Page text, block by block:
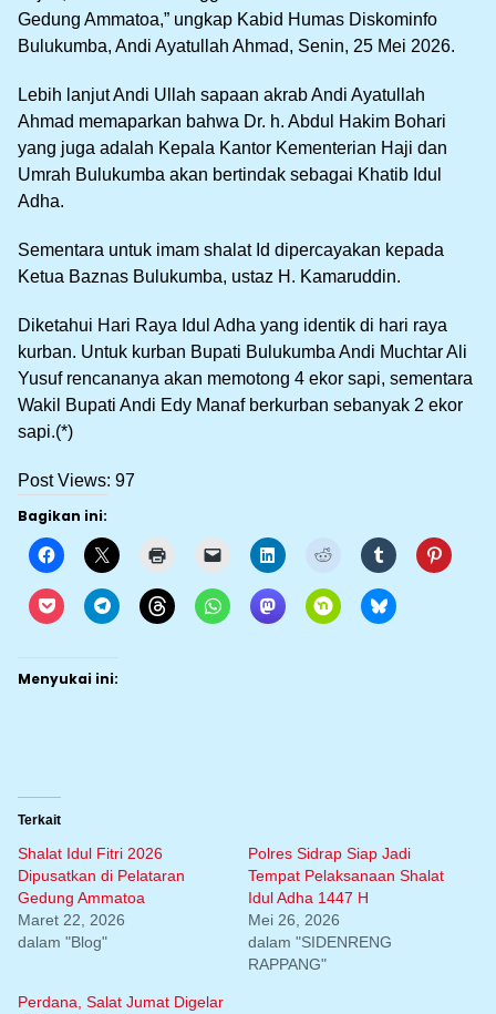
Gedung Ammatoa,” ungkap Kabid Humas Diskominfo
Bulukumba, Andi Ayatullah Ahmad, Senin, 25 Mei 2026.
Lebih lanjut Andi Ullah sapaan akrab Andi Ayatullah
Ahmad memaparkan bahwa Dr. h. Abdul Hakim Bohari
yang juga adalah Kepala Kantor Kementerian Haji dan
Umrah Bulukumba akan bertindak sebagai Khatib Idul
Adha.
Sementara untuk imam shalat Id dipercayakan kepada
Ketua Baznas Bulukumba, ustaz H. Kamaruddin.
Diketahui Hari Raya Idul Adha yang identik di hari raya
kurban. Untuk kurban Bupati Bulukumba Andi Muchtar Ali
Yusuf rencananya akan memotong 4 ekor sapi, sementara
Wakil Bupati Andi Edy Manaf berkurban sebanyak 2 ekor
sapi.(*)
Post Views: 97
Bagikan ini:
Menyukai ini:
Terkait
Shalat Idul Fitri 2026
Dipusatkan di Pelataran
Gedung Ammatoa
Maret 22, 2026
dalam "Blog"
Polres Sidrap Siap Jadi
Tempat Pelaksanaan Shalat
Idul Adha 1447 H
Mei 26, 2026
dalam "SIDENRENG
RAPPANG"
Perdana, Salat Jumat Digelar